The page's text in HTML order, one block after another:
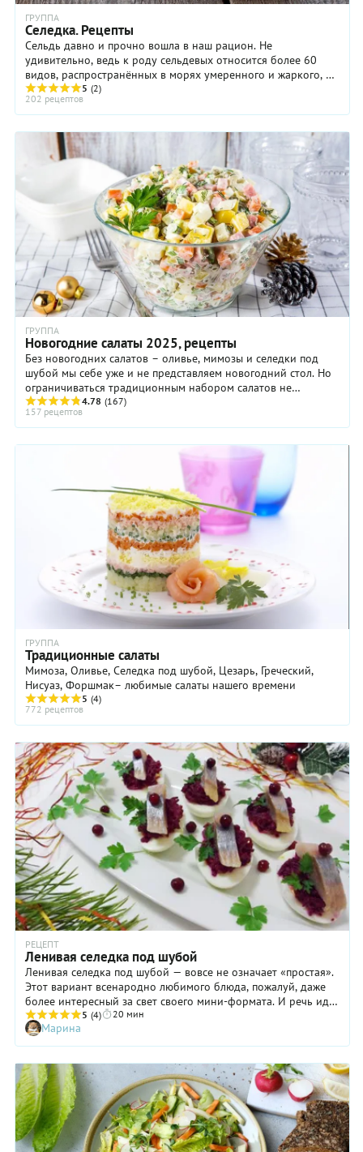
ГРУППА
Селедка. Рецепты
Сельдь давно и прочно вошла в наш рацион. Не
удивительно, ведь к роду сельдевых относится более 60
видов, распространённых в морях умеренного и жаркого, а
отчасти и холодного пояса.
5 (2)
202 рецептов
ГРУППА
Новогодние салаты 2025, рецепты
Без новогодних салатов – оливье, мимозы и селедки под
шубой мы себе уже и не представляем новогодний стол. Но
ограничиваться традиционным набором салатов не
обязательно.4.78 (167)
157 рецептов
ГРУППА
Традиционные салаты
Мимоза, Оливье, Селедка под шубой, Цезарь, Греческий,
Нисуаз, Форшмак– любимые салаты нашего времени
5 (4)
772 рецептов
РЕЦЕПТ
Ленивая селедка под шубой
Ленивая селедка под шубой — вовсе не означает «простая».
Этот вариант всенародно любимого блюда, пожалуй, даже
более интересный за свет своего мини-формата. И речь идет
не об использовании небольших кулинарных колец для
«расфасовки» ингредиентов! Тертая свекла и желтки,
смешанные с майонезом, выкладываются в половинки
яичных белков и затем на них уже водружаются кусочки
селедки. То есть, мы получаем практически традиционный
вкус (не хватает только картофеля и лука), заключенный в
совершенно иную оболочку. Приготовление же такой
селедки под шубой действительно «ленивое» и быстрое,
особенно, если вы заранее озаботились варкой или
запеканием свеклы. Эффектно и легко!
5 (4) 20 мин
Марина